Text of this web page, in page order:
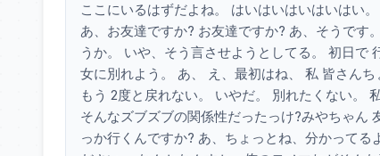
ここにいるはずだよね。 はいはいはいはいはい
あ、お友達ですか? お友達ですか? あ、そうです
うか。 いや、そう言させようとしてる。 初日で
女に別れよう。 あ、 え、最初はね、 私 皆さん
もう 2度と戻れない。 いやだ。 別れたくない。
そんなズブズブの関係性だったっけ?みやちゃん
っか行くんですか? あ、ちょっとね、分かって